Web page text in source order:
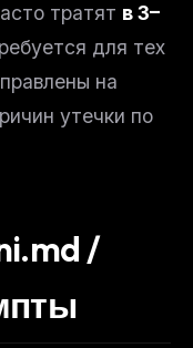
тратят в 3–
для тех
на
утечки по
/